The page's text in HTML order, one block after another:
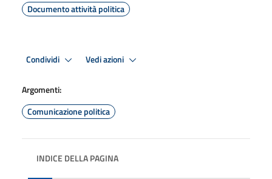
Documento attività politica
Condividi Vedi azioni
Argomenti:
Comunicazione politica
INDICE DELLA PAGINA